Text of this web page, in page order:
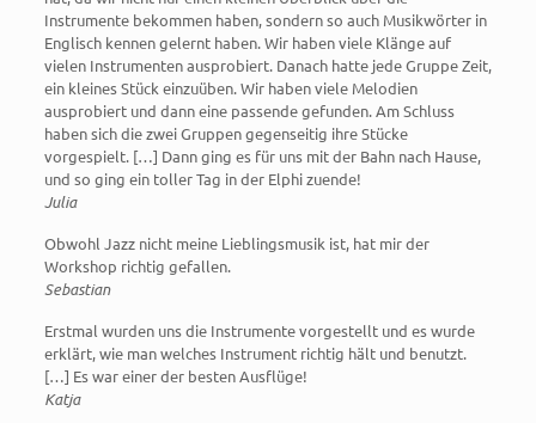
Instrumente bekommen haben, sondern so auch Musikwörter in
Englisch kennen gelernt haben. Wir haben viele Klänge auf
vielen Instrumenten ausprobiert. Danach hatte jede Gruppe Zeit,
ein kleines Stück einzuüben. Wir haben viele Melodien
ausprobiert und dann eine passende gefunden. Am Schluss
haben sich die zwei Gruppen gegenseitig ihre Stücke
vorgespielt. […] Dann ging es für uns mit der Bahn nach Hause,
und so ging ein toller Tag in der Elphi zuende!
Julia
Obwohl Jazz nicht meine Lieblingsmusik ist, hat mir der
Workshop richtig gefallen.
Sebastian
Erstmal wurden uns die Instrumente vorgestellt und es wurde
erklärt, wie man welches Instrument richtig hält und benutzt.
[…] Es war einer der besten Ausflüge!
Katja